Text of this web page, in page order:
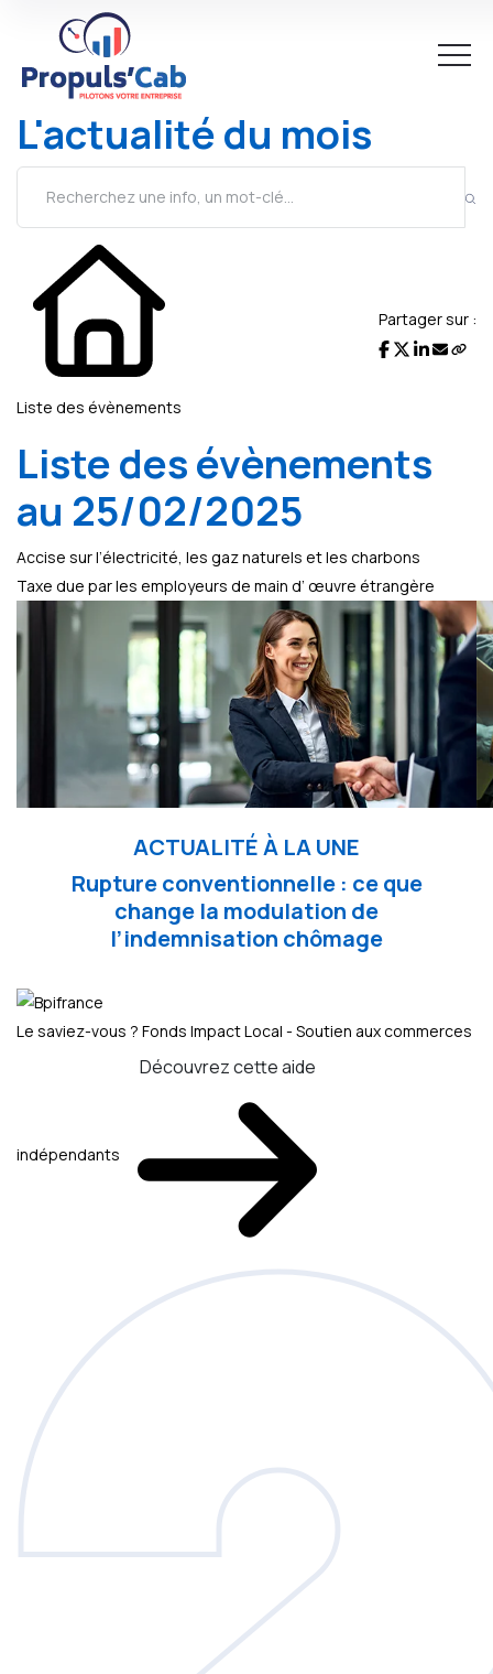
L'actualité du mois
Liste des évènements
Partager sur :
Liste des évènements
au 25/02/2025
Accise sur l’électricité, les gaz naturels et les charbons
Taxe due par les employeurs de main d’ œuvre étrangère
ACTUALITÉ À LA UNE
Rupture conventionnelle : ce que
change la modulation de
l’indemnisation chômage
Le saviez-vous ? Fonds Impact Local - Soutien aux commerces
indépendants
Découvrez cette aide